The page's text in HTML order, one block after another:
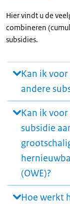
Hier vindt u de
combineren
subsidies.
Kan ik
andere
Kan ik
subsidie
(OWE)?
Hoe werkt